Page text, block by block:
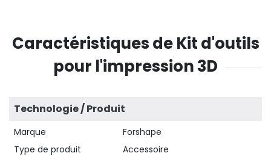
Caractéristiques de Kit d'outils
pour l'impression 3D
Technologie / Produit
Marque
Forshape
Type de produit
Accessoire